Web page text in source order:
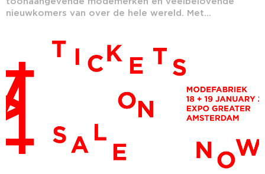
nieuwkomers van over de hele wereld. Met...